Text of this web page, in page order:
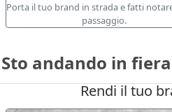
Porta il tuo brand in strada e fatti
passaggio.
Sto andando in
Rendi il tuo